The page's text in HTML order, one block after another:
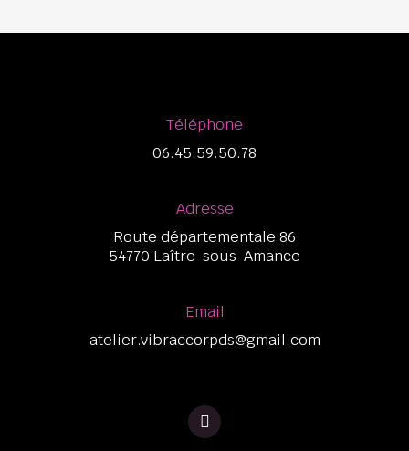
Téléphone
06.45.59.50.78
Adress​e
Route départementale 86
54770 Laître-sous-Amance
Email
atelier.vibraccorpds@gmail.com
a
c
e